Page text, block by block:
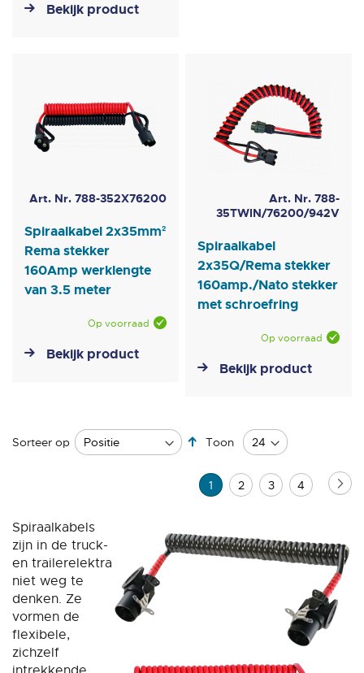
Bekijk product
Art. Nr. 788-352X76200
Spiraalkabel 2x35mm²
Rema stekker
160Amp werklengte
van 3.5 meter
Op voorraad
Bekijk product
Art. Nr. 788-
35TWIN/76200/942V
Spiraalkabel
2x35Q/Rema stekker
160amp./Nato stekker
met schroefring
Op voorraad
Bekijk product
Sorteer op
Van
naar
laag
Toon
Pagina
U
pagina
1 Pagina
2 Pagina
3 Pagina
4
Spiraalkabels
zijn in de truck-
en trailerelektra
niet weg te
denken. Ze
vormen de
flexibele,
zichzelf